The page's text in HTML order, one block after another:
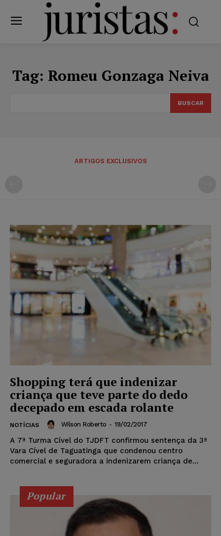
Tag: Romeu Gonzaga Neiva
BUSCAR
ARTIGOS EXCLUSIVOS
Shopping terá que indenizar
criança que teve parte do dedo
decepado em escada rolante
NOTÍCIAS Wilson Roberto - 19/02/2017
A 7ª Turma Cível do TJDFT confirmou sentença da 3ª
Vara Cível de Taguatinga que condenou centro
comercial e seguradora a indenizarem criança de...
Popular